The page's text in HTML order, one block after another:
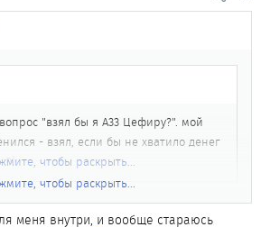
"взял бы я А33 Цефиру?". мой
- взял, если бы не хватило денег
8)
чтобы раскрыть...
не рассматривается - говорят оч.
чтобы раскрыть...
меня внутри, и вообще стараюсь